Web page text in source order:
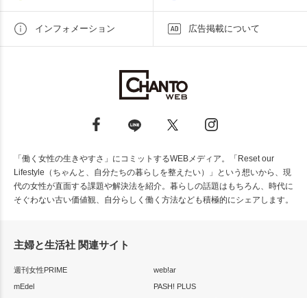
インフォメーション 広告掲載について
「働く女性の生きやすさ」にコミットするWEBメディア。「Reset our
Lifestyle（ちゃんと、自分たちの暮らしを整えたい）」という想いから、現
代の女性が直面する課題や解決法を紹介。暮らしの話題はもちろん、時代に
そぐわない古い価値観、自分らしく働く方法なども積極的にシェアします。
主婦と生活社 関連サイト
週刊女性PRIME
web!ar
mEdel
PASH! PLUS